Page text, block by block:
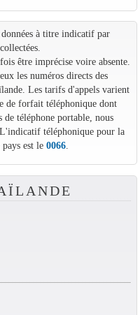
à titre indicatif par
être imprécise voire absente.
les numéros directs des
Les tarifs d'appels varient
de forfait téléphonique dont
téléphone portable, nous
téléphonique pour la
est le 0066.